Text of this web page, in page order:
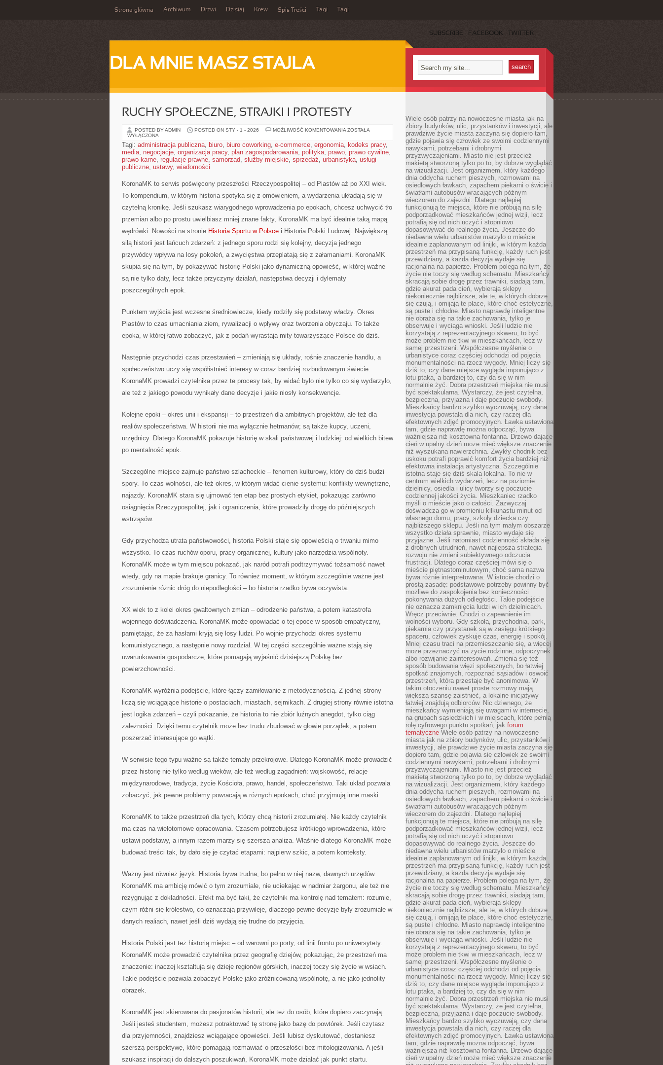
Strona główna Archiwum Drzwi Dzisiaj Krew Spis Treści Tagi Tagi
SUBSCRIBE FACEBOOK TWITTER
DLA MNIE MASZ STAJLA
RUCHY SPOŁECZNE, STRAJKI I PROTESTY
POSTED BY ADMIN POSTED ON STY - 1 - 2026 MOŻLIWOŚĆ KOMENTOWANIA RUCHY
PROTESTY
ZOSTAŁA
WYŁĄCZONA
Tagi: administracja publiczna, biuro, biuro coworking, e-commerce, ergonomia, kodeks pracy,
media, negocjacje, organizacja pracy, plan zagospodarowania, polityka, prawo, prawo cywilne,
prawo karne, regulacje prawne, samorząd, służby miejskie, sprzedaż, urbanistyka, usługi
publiczne, ustawy, wiadomości
KoronaMK to serwis poświęcony przeszłości Rzeczypospolitej – od Piastów aż po XXI wiek.
To kompendium, w którym historia spotyka się z omówieniem, a wydarzenia układają się w
czytelną kronikę. Jeśli szukasz wiarygodnego wprowadzenia po epokach, chcesz uchwycić tło
przemian albo po prostu uwielbiasz mniej znane fakty, KoronaMK ma być idealnie taką mapą
wędrówki. Nowości na stronie Historia Sportu w Polsce i Historia Polski Ludowej. Największą
siłą historii jest łańcuch zdarzeń: z jednego sporu rodzi się kolejny, decyzja jednego
przywódcy wpływa na losy pokoleń, a zwycięstwa przeplatają się z załamaniami. KoronaMK
skupia się na tym, by pokazywać historię Polski jako dynamiczną opowieść, w której ważne
są nie tylko daty, lecz także przyczyny działań, następstwa decyzji i dylematy
poszczególnych epok.
Punktem wyjścia jest wczesne średniowiecze, kiedy rodziły się podstawy władzy. Okres
Piastów to czas umacniania ziem, rywalizacji o wpływy oraz tworzenia obyczaju. To także
epoka, w której łatwo zobaczyć, jak z podań wyrastają mity towarzyszące Polsce do dziś.
Następnie przychodzi czas przestawień – zmieniają się układy, rośnie znaczenie handlu, a
społeczeństwo uczy się współistnieć interesy w coraz bardziej rozbudowanym świecie.
KoronaMK prowadzi czytelnika przez te procesy tak, by widać było nie tylko co się wydarzyło,
ale też z jakiego powodu wynikały dane decyzje i jakie niosły konsekwencje.
Kolejne epoki – okres unii i ekspansji – to przestrzeń dla ambitnych projektów, ale też dla
realiów społeczeństwa. W historii nie ma wyłącznie hetmanów; są także kupcy, uczeni,
urzędnicy. Dlatego KoronaMK pokazuje historię w skali państwowej i ludzkiej: od wielkich bitew
po mentalność epok.
Szczególne miejsce zajmuje państwo szlacheckie – fenomen kulturowy, który do dziś budzi
spory. To czas wolności, ale też okres, w którym widać cienie systemu: konflikty wewnętrzne,
najazdy. KoronaMK stara się ujmować ten etap bez prostych etykiet, pokazując zarówno
osiągnięcia Rzeczypospolitej, jak i ograniczenia, które prowadziły drogę do późniejszych
wstrząsów.
Gdy przychodzą utrata państwowości, historia Polski staje się opowieścią o trwaniu mimo
wszystko. To czas ruchów oporu, pracy organicznej, kultury jako narzędzia wspólnoty.
KoronaMK może w tym miejscu pokazać, jak naród potrafi podtrzymywać tożsamość nawet
wtedy, gdy na mapie brakuje granicy. To również moment, w którym szczególnie ważne jest
zrozumienie różnic dróg do niepodległości – bo historia rzadko bywa oczywista.
XX wiek to z kolei okres gwałtownych zmian – odrodzenie państwa, a potem katastrofa
wojennego doświadczenia. KoronaMK może opowiadać o tej epoce w sposób empatyczny,
pamiętając, że za hasłami kryją się losy ludzi. Po wojnie przychodzi okres systemu
komunistycznego, a następnie nowy rozdział. W tej części szczególnie ważne stają się
uwarunkowania gospodarcze, które pomagają wyjaśnić dzisiejszą Polskę bez
powierzchowności.
KoronaMK wyróżnia podejście, które łączy zamiłowanie z metodycznością. Z jednej strony
liczą się wciągające historie o postaciach, miastach, sejmikach. Z drugiej strony równie istotna
jest logika zdarzeń – czyli pokazanie, że historia to nie zbiór luźnych anegdot, tylko ciąg
zależności. Dzięki temu czytelnik może bez trudu zbudować w głowie porządek, a potem
poszerzać interesujące go wątki.
W serwisie tego typu ważne są także tematy przekrojowe. Dlatego KoronaMK może prowadzić
przez historię nie tylko według wieków, ale też według zagadnień: wojskowość, relacje
międzynarodowe, tradycja, życie Kościoła, prawo, handel, społeczeństwo. Taki układ pozwala
zobaczyć, jak pewne problemy powracają w różnych epokach, choć przyjmują inne maski.
KoronaMK to także przestrzeń dla tych, którzy chcą historii zrozumiałej. Nie każdy czytelnik
ma czas na wielotomowe opracowania. Czasem potrzebujesz krótkiego wprowadzenia, które
ustawi podstawy, a innym razem marzy się szersza analiza. Właśnie dlatego KoronaMK może
budować treści tak, by dało się je czytać etapami: najpierw szkic, a potem konteksty.
Ważny jest również język. Historia bywa trudna, bo pełno w niej nazw, dawnych urzędów.
KoronaMK ma ambicję mówić o tym zrozumiale, nie uciekając w nadmiar żargonu, ale też nie
rezygnując z dokładności. Efekt ma być taki, że czytelnik ma kontrolę nad tematem: rozumie,
czym różni się królestwo, co oznaczają przywileje, dlaczego pewne decyzje były zrozumiałe w
danych realiach, nawet jeśli dziś wydają się trudne do przyjęcia.
Historia Polski jest też historią miejsc – od warowni po porty, od linii frontu po uniwersytety.
KoronaMK może prowadzić czytelnika przez geografię dziejów, pokazując, że przestrzeń ma
znaczenie: inaczej kształtują się dzieje regionów górskich, inaczej toczy się życie w wsiach.
Takie podejście pozwala zobaczyć Polskę jako zróżnicowaną wspólnotę, a nie jako jednolity
obrazek.
KoronaMK jest skierowana do pasjonatów historii, ale też do osób, które dopiero zaczynają.
Jeśli jesteś studentem, możesz potraktować tę stronę jako bazę do powtórek. Jeśli czytasz
dla przyjemności, znajdziesz wciągające opowieści. Jeśli lubisz dyskutować, dostaniesz
szerszą perspektywę, które pomagają rozmawiać o przeszłości bez mitologizowania. A jeśli
szukasz inspiracji do dalszych poszukiwań, KoronaMK może działać jak punkt startu.
Wiele osób patrzy na nowoczesne miasta jak na
zbiory budynków, ulic, przystanków i inwestycji, ale
prawdziwe życie miasta zaczyna się dopiero tam,
gdzie pojawia się człowiek ze swoimi codziennymi
nawykami, potrzebami i drobnymi
przyzwyczajeniami. Miasto nie jest przecież
makietą stworzoną tylko po to, by dobrze wyglądać
na wizualizacji. Jest organizmem, który każdego
dnia oddycha ruchem pieszych, rozmowami na
osiedlowych ławkach, zapachem piekarni o świcie i
światłami autobusów wracających późnym
wieczorem do zajezdni. Dlatego najlepiej
funkcjonują te miejsca, które nie próbują na siłę
podporządkować mieszkańców jednej wizji, lecz
potrafią się od nich uczyć i stopniowo
dopasowywać do realnego życia. Jeszcze do
niedawna wielu urbanistów marzyło o mieście
idealnie zaplanowanym od linijki, w którym każda
przestrzeń ma przypisaną funkcję, każdy ruch jest
przewidziany, a każda decyzja wydaje się
racjonalna na papierze. Problem polega na tym, że
życie nie toczy się według schematu. Mieszkańcy
skracają sobie drogę przez trawniki, siadają tam,
gdzie akurat pada cień, wybierają sklepy
niekoniecznie najbliższe, ale te, w których dobrze
się czują, i omijają te place, które choć estetyczne,
są puste i chłodne. Miasto naprawdę inteligentne
nie obraża się na takie zachowania, tylko je
obserwuje i wyciąga wnioski. Jeśli ludzie nie
korzystają z reprezentacyjnego skweru, to być
może problem nie tkwi w mieszkańcach, lecz w
samej przestrzeni. Współczesne myślenie o
urbanistyce coraz częściej odchodzi od pojęcia
monumentalności na rzecz wygody. Mniej liczy się
dziś to, czy dane miejsce wygląda imponująco z
lotu ptaka, a bardziej to, czy da się w nim
normalnie żyć. Dobra przestrzeń miejska nie musi
być spektakularna. Wystarczy, że jest czytelna,
bezpieczna, przyjazna i daje poczucie swobody.
Mieszkańcy bardzo szybko wyczuwają, czy dana
inwestycja powstała dla nich, czy raczej dla
efektownych zdjęć promocyjnych. Ławka ustawiona
tam, gdzie naprawdę można odpocząć, bywa
ważniejsza niż kosztowna fontanna. Drzewo dające
cień w upalny dzień może mieć większe znaczenie
niż wyszukana nawierzchnia. Zwykły chodnik bez
uskoku potrafi poprawić komfort życia bardziej niż
efektowna instalacja artystyczna. Szczególnie
istotna staje się dziś skala lokalna. To nie w
centrum wielkich wydarzeń, lecz na poziomie
dzielnicy, osiedla i ulicy tworzy się poczucie
codziennej jakości życia. Mieszkaniec rzadko
myśli o mieście jako o całości. Zazwyczaj
doświadcza go w promieniu kilkunastu minut od
własnego domu, pracy, szkoły dziecka czy
najbliższego sklepu. Jeśli na tym małym obszarze
wszystko działa sprawnie, miasto wydaje się
przyjazne. Jeśli natomiast codzienność składa się
z drobnych utrudnień, nawet najlepsza strategia
rozwoju nie zmieni subiektywnego odczucia
frustracji. Dlatego coraz częściej mówi się o
mieście piętnastominutowym, choć sama nazwa
bywa różnie interpretowana. W istocie chodzi o
prostą zasadę: podstawowe potrzeby powinny być
możliwe do zaspokojenia bez konieczności
pokonywania dużych odległości. Takie podejście
nie oznacza zamknięcia ludzi w ich dzielnicach.
Wręcz przeciwnie. Chodzi o zapewnienie im
wolności wyboru. Gdy szkoła, przychodnia, park,
piekarnia czy przystanek są w zasięgu krótkiego
spaceru, człowiek zyskuje czas, energię i spokój.
Mniej czasu traci na przemieszczanie się, a więcej
może przeznaczyć na życie rodzinne, odpoczynek
albo rozwijanie zainteresowań. Zmienia się też
sposób budowania więzi społecznych, bo łatwiej
spotkać znajomych, rozpoznać sąsiadów i oswoić
przestrzeń, która przestaje być anonimowa. W
takim otoczeniu nawet proste rozmowy mają
większą szansę zaistnieć, a lokalne inicjatywy
łatwiej znajdują odbiorców. Nic dziwnego, że
mieszkańcy wymieniają się uwagami w internecie,
na grupach sąsiedzkich i w miejscach, które pełnią
rolę cyfrowego punktu spotkań, jak forum
tematyczne Wiele osób patrzy na nowoczesne
miasta jak na zbiory budynków, ulic, przystanków i
inwestycji, ale prawdziwe życie miasta zaczyna się
dopiero tam, gdzie pojawia się człowiek ze swoimi
codziennymi nawykami, potrzebami i drobnymi
przyzwyczajeniami. Miasto nie jest przecież
makietą stworzoną tylko po to, by dobrze wyglądać
na wizualizacji. Jest organizmem, który każdego
dnia oddycha ruchem pieszych, rozmowami na
osiedlowych ławkach, zapachem piekarni o świcie i
światłami autobusów wracających późnym
wieczorem do zajezdni. Dlatego najlepiej
funkcjonują te miejsca, które nie próbują na siłę
podporządkować mieszkańców jednej wizji, lecz
potrafią się od nich uczyć i stopniowo
dopasowywać do realnego życia. Jeszcze do
niedawna wielu urbanistów marzyło o mieście
idealnie zaplanowanym od linijki, w którym każda
przestrzeń ma przypisaną funkcję, każdy ruch jest
przewidziany, a każda decyzja wydaje się
racjonalna na papierze. Problem polega na tym, że
życie nie toczy się według schematu. Mieszkańcy
skracają sobie drogę przez trawniki, siadają tam,
gdzie akurat pada cień, wybierają sklepy
niekoniecznie najbliższe, ale te, w których dobrze
się czują, i omijają te place, które choć estetyczne,
są puste i chłodne. Miasto naprawdę inteligentne
nie obraża się na takie zachowania, tylko je
obserwuje i wyciąga wnioski. Jeśli ludzie nie
korzystają z reprezentacyjnego skweru, to być
może problem nie tkwi w mieszkańcach, lecz w
samej przestrzeni. Współczesne myślenie o
urbanistyce coraz częściej odchodzi od pojęcia
monumentalności na rzecz wygody. Mniej liczy się
dziś to, czy dane miejsce wygląda imponująco z
lotu ptaka, a bardziej to, czy da się w nim
normalnie żyć. Dobra przestrzeń miejska nie musi
być spektakularna. Wystarczy, że jest czytelna,
bezpieczna, przyjazna i daje poczucie swobody.
Mieszkańcy bardzo szybko wyczuwają, czy dana
inwestycja powstała dla nich, czy raczej dla
efektownych zdjęć promocyjnych. Ławka ustawiona
tam, gdzie naprawdę można odpocząć, bywa
ważniejsza niż kosztowna fontanna. Drzewo dające
cień w upalny dzień może mieć większe znaczenie